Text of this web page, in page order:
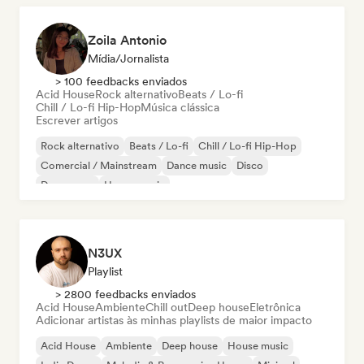
Zoila Antonio
Mídia/Jornalista
> 100 feedbacks enviados
Acid HouseRock alternativoBeats / Lo-fi
Chill / Lo-fi Hip-HopMúsica clássica
Escrever artigos
Rock alternativo Beats / Lo-fi
Chill / Lo-fi Hip-Hop
Comercial / Mainstream
Dance music
Disco
Dream pop
House music
N3UX
Playlist
> 2800 feedbacks enviados
Acid HouseAmbienteChill outDeep houseEletrônica
Adicionar artistas às minhas playlists de maior impacto
Acid House Ambiente Deep house
House music